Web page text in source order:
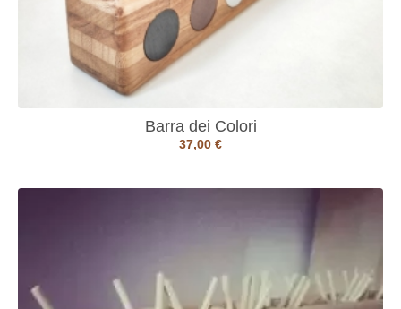
Barra dei Colori
37,00 €